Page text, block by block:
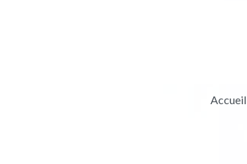
Accueil